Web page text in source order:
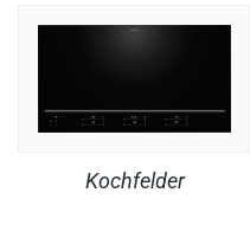
Kochfelder